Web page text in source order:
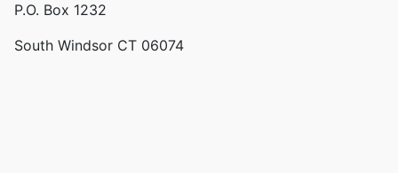
P.O. Box 1232
South Windsor CT 06074